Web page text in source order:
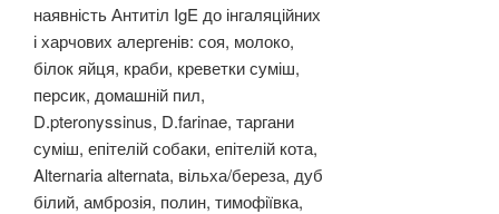
наявність Антитіл IgE до інгаляційних
і харчових алергенів: соя, молоко,
білок яйця, краби, креветки суміш,
персик, домашній пил,
D.pteronyssinus, D.farinae, таргани
суміш, епітелій собаки, епітелій кота,
Alternaria alternata, вільха/береза, дуб
білий, амброзія, полин, тимофіївка,